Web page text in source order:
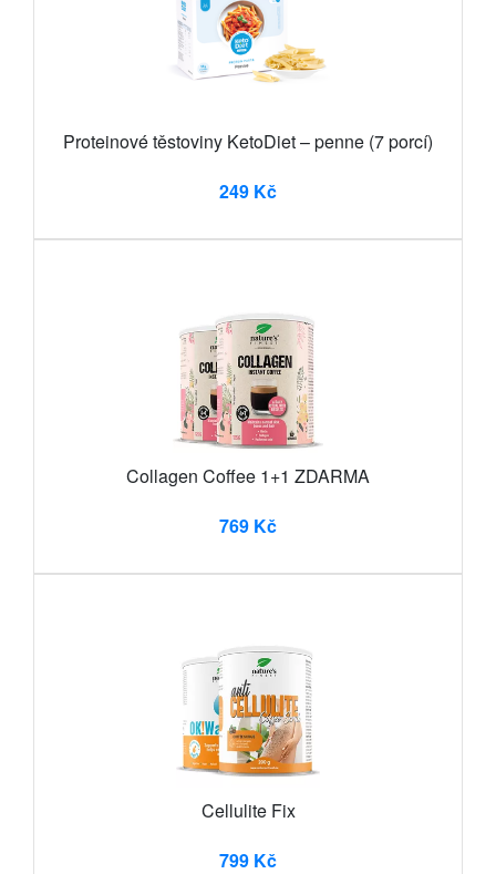
Proteinové těstoviny KetoDiet – penne (7 porcí)
249 Kč
Collagen Coffee 1+1 ZDARMA
769 Kč
Cellulite Fix
799 Kč